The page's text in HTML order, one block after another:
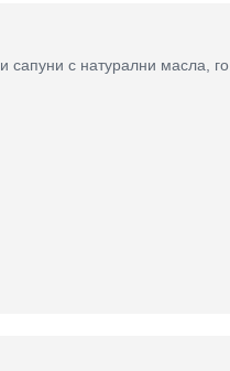
с натурални масла, го..